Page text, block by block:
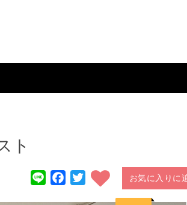
ト
LineFacebook
Twitterお気に入りに